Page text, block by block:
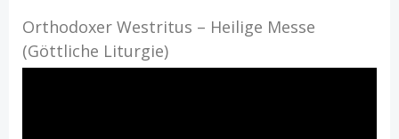
Orthodoxer Westritus – Heilige Messe
(Göttliche Liturgie)